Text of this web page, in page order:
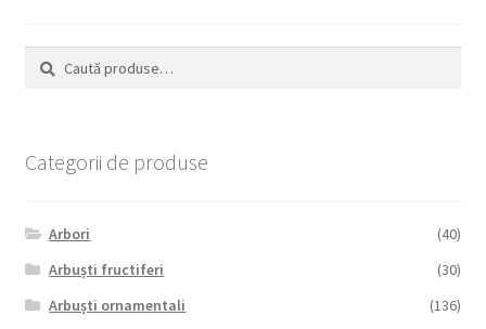
Caută
după:
Caută
Categorii de produse
Arbori
(40)
Arbuști fructiferi
(30)
Arbuști ornamentali
(136)